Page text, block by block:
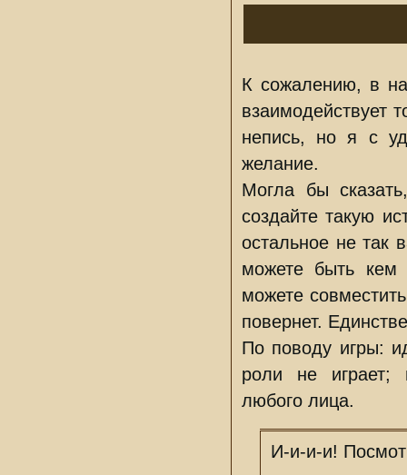
К сожалению, в
взаимодействует
непись, но я с
желание.
Могла бы
создайте такую
остальное не так
можете быть кем
можете
повернет.
По поводу игры:
роли не играет;
любого лица.
И-и-и-и!